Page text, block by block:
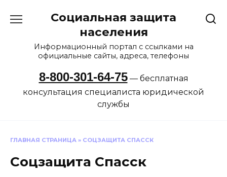
Социальная защита
населения
Информационный портал с ссылками на
официальные сайты, адреса, телефоны
8-800-301-64-75— бесплатная
консультация специалиста юридической
службы
ГЛАВНАЯ СТРАНИЦА » СОЦЗАЩИТА СПАССК
Соцзащита Спасск